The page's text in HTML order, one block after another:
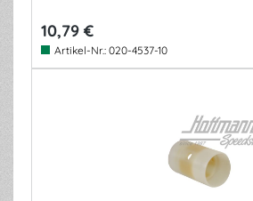
10,79 €
Artikel-Nr.: 020-4537-10